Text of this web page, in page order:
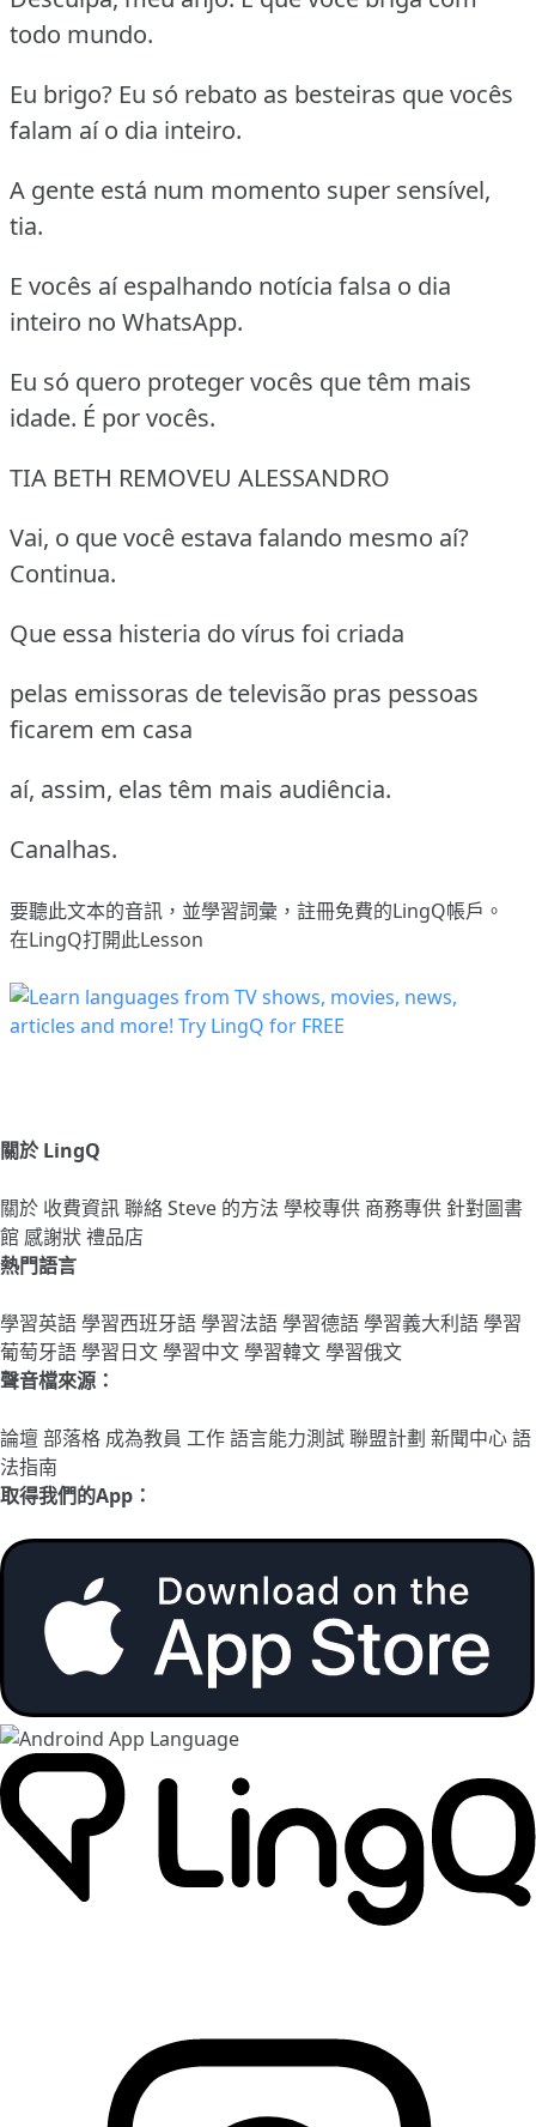
todo mundo.
Eu brigo? Eu só rebato as besteiras que vocês
falam aí o dia inteiro.
A gente está num momento super sensível,
tia.
E vocês aí espalhando notícia falsa o dia
inteiro no WhatsApp.
Eu só quero proteger vocês que têm mais
idade. É por vocês.
TIA BETH REMOVEU ALESSANDRO
Vai, o que você estava falando mesmo aí?
Continua.
Que essa histeria do vírus foi criada
pelas emissoras de televisão pras pessoas
ficarem em casa
aí, assim, elas têm mais audiência.
Canalhas.
要聽此文本的音訊，並學習詞彙， 註冊免費的LingQ帳戶。
在LingQ打開此Lesson
關於 LingQ
關於 收費資訊聯絡Steve 的方法 學校專供 商務專供 針對圖書
館 感謝狀禮品店
熱門語言
學習英語學習西班牙語學習法語學習德語學習義大利語學習
葡萄牙語學習日文學習中文學習韓文學習俄文
聲音檔來源：
論壇部落格 成為教員 工作語言能力測試聯盟計劃 新聞中心語
法指南
取得我們的App：